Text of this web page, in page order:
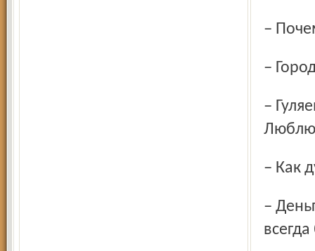
–
–
– Гуляем с женой по набережной. Люблю солнце, воду.
Люблю
–
– Деньги в жизни не самое важное, но лучше, чтобы они